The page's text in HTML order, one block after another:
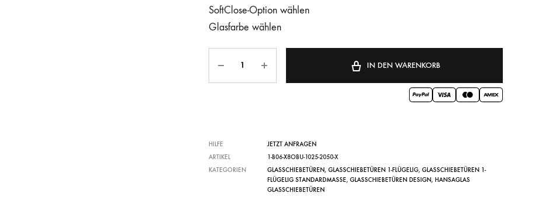
SoftClose-Option wählen
Glasfarbe wählen
IN DEN WARENKORB
HILFE
JETZT ANFRAGEN
ARTIKEL
1-B06-X8OBU-1025-2050-X
KATEGORIEN
GLASSCHIEBETÜREN, GLASSCHIEBETÜREN 1-FLÜGELIG, GLASSCHIEBETÜREN 1-
FLÜGELIG STANDARDMASSE , GLASSCHIEBETÜREN DESIGN, HANSAGLAS
GLASSCHIEBETÜREN